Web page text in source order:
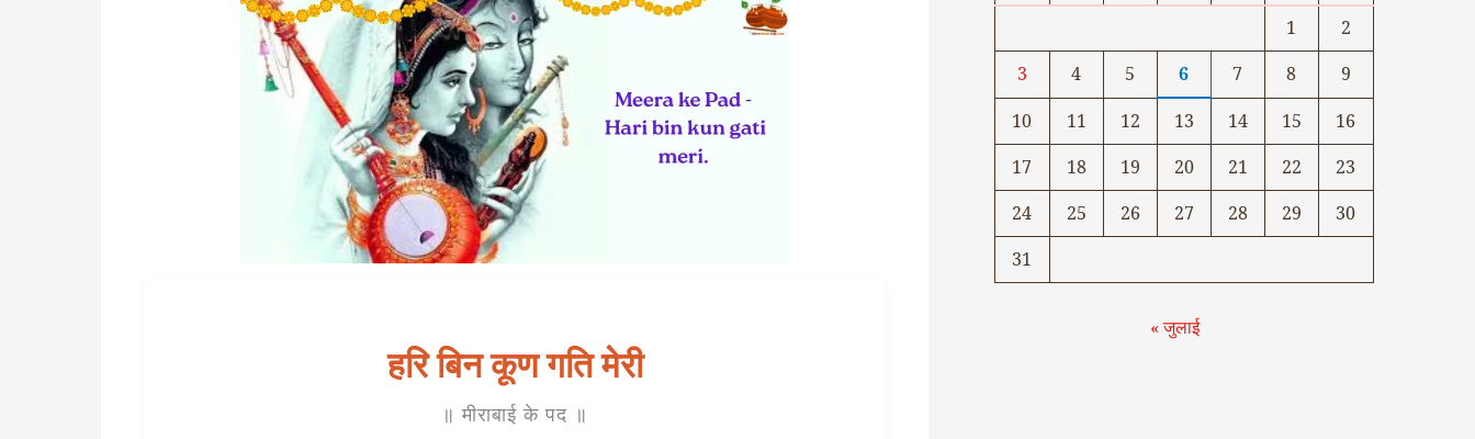
हरि बिन कूण गति मेरी
॥ मीराबाई के पद ॥
1
2
3
4 5 6 7 8
9
10
11 12 13 14 15
16
17
18 19 20 21 22
23
24
25 26 27 28 29
30
31
« जुलाई